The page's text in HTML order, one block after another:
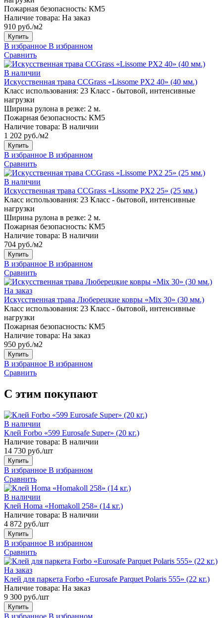
Пожарная безопасность: КМ5
Наличие товара: На заказ
910 руб./м2
Купить
В избранное В избранном
Сравнить
В наличии
Искусственная трава CCGrass «Lissome PX2 40» (40 мм.)
Класс использования: 23 Класс - бытовой, интенсивные
нагрузки
Ширина рулона в резке: 2 м.
Пожарная безопасность: КМ5
Наличие товара: В наличии
1 202 руб./м2
Купить
В избранное В избранном
Сравнить
В наличии
Искусственная трава CCGrass «Lissome PX2 25» (25 мм.)
Класс использования: 23 Класс - бытовой, интенсивные
нагрузки
Ширина рулона в резке: 2 м.
Пожарная безопасность: КМ5
Наличие товара: В наличии
704 руб./м2
Купить
В избранное В избранном
Сравнить
На заказ
Искусственная трава Люберецкие ковры «Mix 30» (30 мм.)
Класс использования: 23 Класс - бытовой, интенсивные
нагрузки
Пожарная безопасность: КМ5
Наличие товара: На заказ
950 руб./м2
Купить
В избранное В избранном
Сравнить
С этим покупают
В наличии
Клей Forbo «599 Eurosafe Super» (20 кг.)
Наличие товара: В наличии
14 730 руб./шт
Купить
В избранное В избранном
Сравнить
В наличии
Клей Homa «Homakoll 258» (14 кг.)
Наличие товара: В наличии
4 872 руб./шт
Купить
В избранное В избранном
Сравнить
На заказ
Клей для паркета Forbo «Eurosafe Parquet Polaris 555» (22 кг.)
Наличие товара: На заказ
9 300 руб./шт
Купить
В избранное В избранном